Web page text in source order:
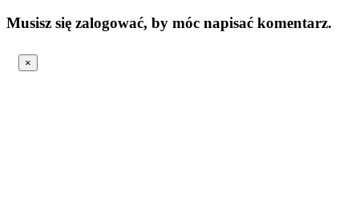
Musisz się zalogować, by móc napisać komentarz.
×